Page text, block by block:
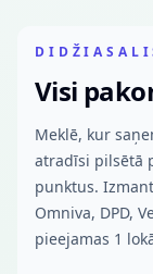
Visi
Meklē, kur
atradīsi pilsētā
punktus.
Omniva, DPD,
pieejamas 1